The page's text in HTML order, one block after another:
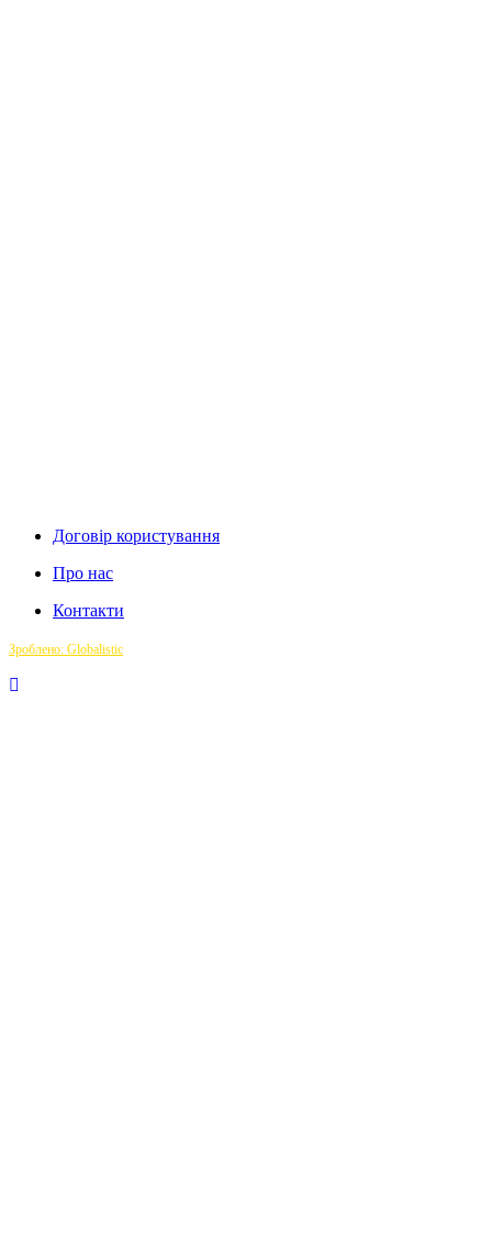
Договір користування
Про нас
Контакти
Зроблено: Globalistic